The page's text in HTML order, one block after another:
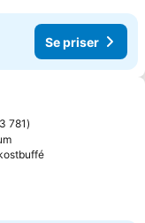
Se priser
Favoriter
3 781
Se priser